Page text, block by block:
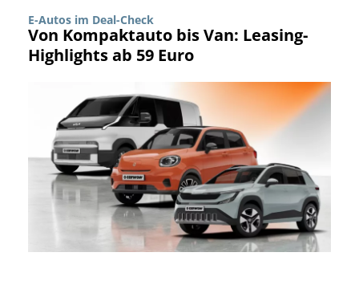
E-Autos im Deal-Check
Von Kompaktauto bis Van: Leasing-
Highlights ab 59 Euro